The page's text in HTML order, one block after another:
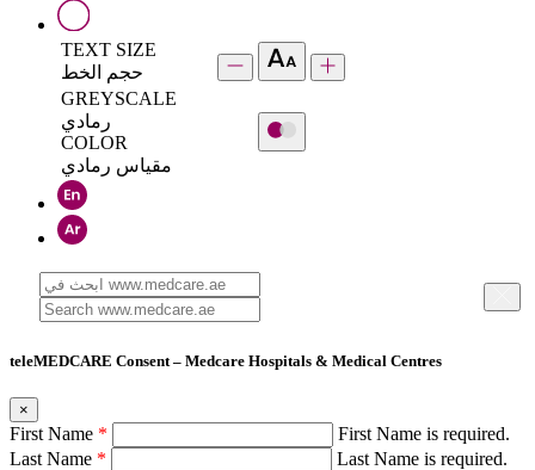
TEXT SIZE
حجم الخط
GREYSCALE
رمادي
COLOR
مقياس رمادي
teleMEDCARE Consent – Medcare Hospitals & Medical Centres
×
First Name *
First Name is required.
Last Name *
Last Name is required.